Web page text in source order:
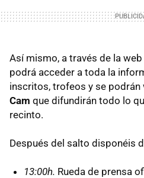
Así mismo, a través de la
podrá acceder a toda la
inscritos, trofeos y se podrán
Cam que difundirán todo lo
recinto.
Después del salto disponéis
13:00h. Rueda de prensa